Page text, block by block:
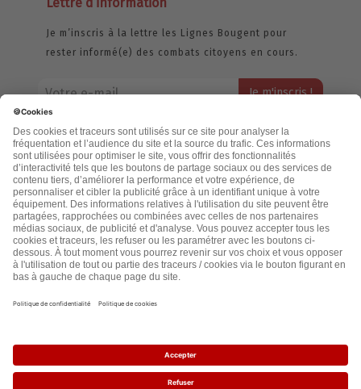
Je m’inscris à la lettre les Lignes Bougent pour
rester informé(e) des combats citoyens en cours.
jamais échangée. Pour consulter notre politique de confidentialité,
cliquez ici.
Accueil
Politique de confidentialité
Cookies